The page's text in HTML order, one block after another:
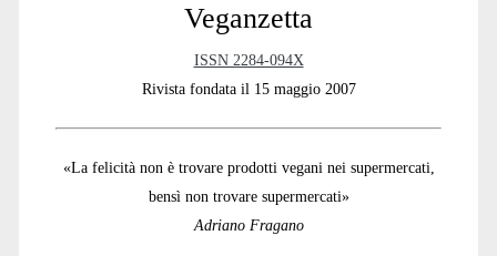
Veganzetta
ISSN 2284-094X
Rivista fondata il 15 maggio 2007
«La felicità non è trovare prodotti vegani nei supermercati,
bensì non trovare supermercati»
Adriano Fragano